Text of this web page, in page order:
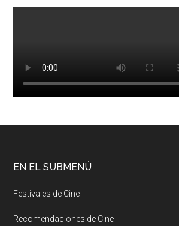
EN EL SUBMENÚ
Festivales de Cine
Recomendaciones de Cine